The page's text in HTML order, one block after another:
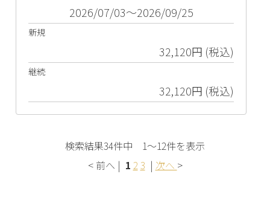
2026/07/03～2026/09/25
新規
32,120円 (税込)
継続
32,120円 (税込)
検索結果34件中 1～12件を表示
< 前へ | 1 23 | 次へ >